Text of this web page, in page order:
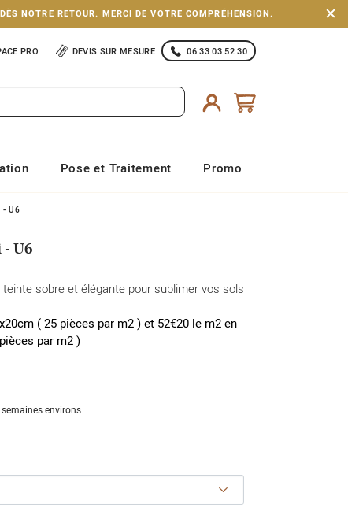
NOTRE RETOUR. MERCI DE VOTRE COMPRÉHENSION.
PRO DEVIS SUR MESURE 06 33 03 52 30
Pose et Traitement Promo
- U6
U6
sobre et élégante pour sublimer vos sols
( 25 pièces par m2 ) et 52€20 le m2 en
par m2 )
environs